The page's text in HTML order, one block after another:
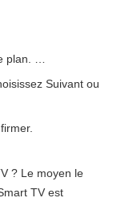
plan. …
Suivant ou
? Le moyen le
TV est